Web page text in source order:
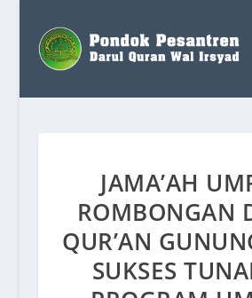
JAMA’AH
ROMBONGAN
QUR’AN
SUKSES